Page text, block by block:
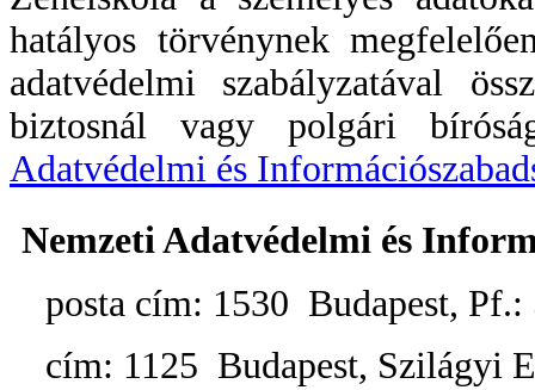
hatályos törvénynek
adatvédelmi szabályzatával
biztosnál vagy polgári
Adatvédelmi és
Nemzeti Adatvédelmi és
posta cím: 1530 Budapest, Pf.:
cím: 1125 Budapest, Szilágyi